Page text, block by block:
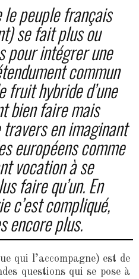
peuple français
se fait plus ou
pour intégrer une
commun
fruit hybride d’une
bien faire mais
en imaginant
européens comme
vocation à se
faire qu’un. En
c’est compliqué,
encore plus.
qui l’accompagne) est de
questions qui se pose à